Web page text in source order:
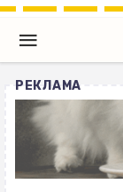
РЕКЛАМА